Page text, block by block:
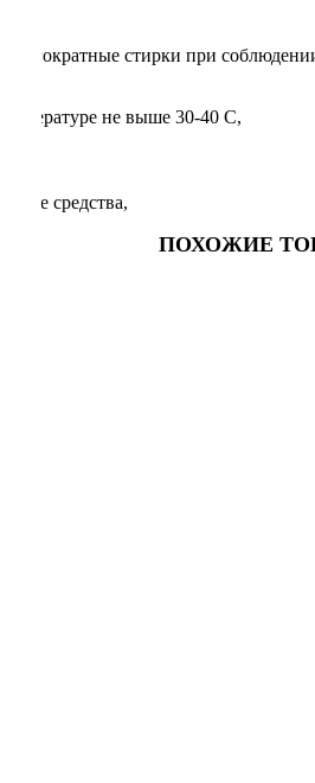
стирки при
не выше 30-40 С,
средства,
ПОХОЖИЕ